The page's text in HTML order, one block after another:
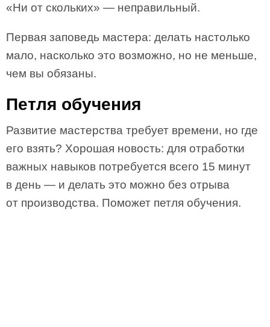
«Ни от скольких» — неправильный.
Первая заповедь мастера: делать настолько
мало, насколько это возможно, но не меньше,
чем вы обязаны.
Петля обучения
Развитие мастерства требует времени, но где
его взять? Хорошая новость: для отработки
важных навыков потребуется всего 15 минут
в день — и делать это можно без отрыва
от производства. Поможет петля обучения.